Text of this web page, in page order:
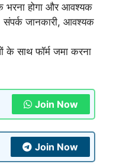
भरना होगा और आवश्यक
जानकारी, आवश्यक
साथ फॉर्म जमा करना
Join Now
Join Now